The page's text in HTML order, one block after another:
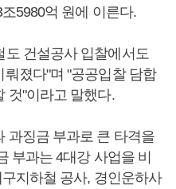
5980억 원에 이른다.
도 건설공사 입찰에서도
졌다"며 "공공입찰 담합
것"이라고 말했다.
과징금 부과로 큰 타격을
부과는 4대강 사업을 비
지하철 공사, 경인운하사